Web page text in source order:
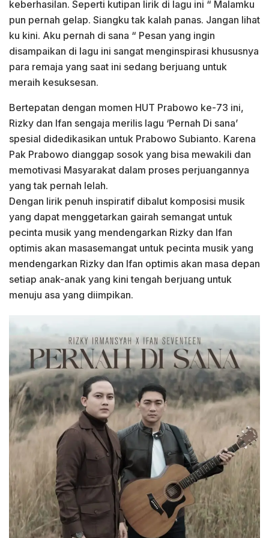
keberhasilan. Seperti kutipan lirik di lagu ini “ Malamku
pun pernah gelap. Siangku tak kalah panas. Jangan lihat
ku kini. Aku pernah di sana “ Pesan yang ingin
disampaikan di lagu ini sangat menginspirasi khususnya
para remaja yang saat ini sedang berjuang untuk
meraih kesuksesan.
Bertepatan dengan momen HUT Prabowo ke-73 ini,
Rizky dan Ifan sengaja merilis lagu ‘Pernah Di sana’
spesial didedikasikan untuk Prabowo Subianto. Karena
Pak Prabowo dianggap sosok yang bisa mewakili dan
memotivasi Masyarakat dalam proses perjuangannya
yang tak pernah lelah.
Dengan lirik penuh inspiratif dibalut komposisi musik
yang dapat menggetarkan gairah semangat untuk
pecinta musik yang mendengarkan Rizky dan Ifan
optimis akan masasemangat untuk pecinta musik yang
mendengarkan Rizky dan Ifan optimis akan masa depan
setiap anak-anak yang kini tengah berjuang untuk
menuju asa yang diimpikan.